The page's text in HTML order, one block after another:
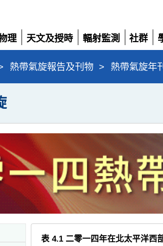
理
天文及授時
展
開
輻射監測
展
開
社群
展
開
熱帶氣旋報告及刊物 > 熱帶氣旋年
表 4.1 二零一四年在北太平洋西